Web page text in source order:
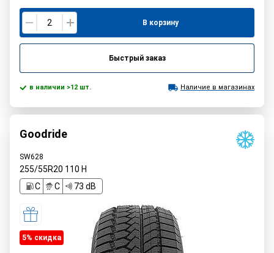
В корзину
Быстрый заказ
в наличии >12 шт. Наличие в магазинах
Goodride
SW628
255/55R20 110 H
C
C 73 dB
5% cкидка